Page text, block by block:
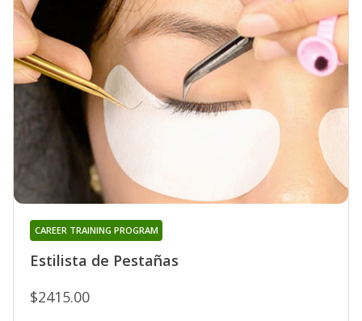
Estilista de Pestañas
CAREER TRAINING PROGRAM
$2415.00